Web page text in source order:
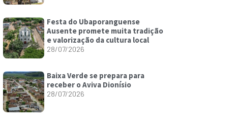
Festa do Ubaporanguense
Ausente promete muita tradição
e valorização da cultura local
28/07/2026
Baixa Verde se prepara para
receber o Aviva Dionísio
28/07/2026